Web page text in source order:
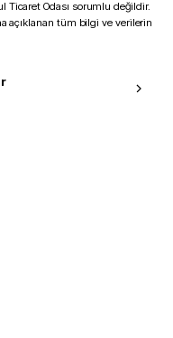
Ticaret Odası sorumlu değildir.
açıklanan tüm bilgi ve verilerin